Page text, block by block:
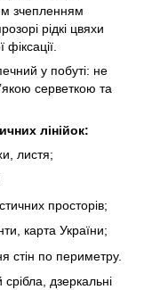
зчепленням
рідкі цвяхи
у побуті: не
серветкою та
лінійок:
листя;
просторів;
карта України;
стін по периметру.
срібла, дзеркальні